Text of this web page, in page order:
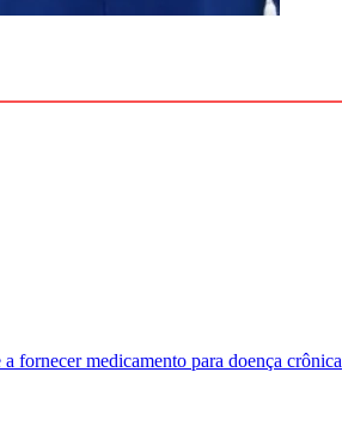
fornecer medicamento para doença crônica